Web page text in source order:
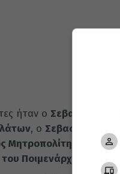
ήταν ο
, ο
Μητροπολίτης
του Ποιμενάρχης κ.